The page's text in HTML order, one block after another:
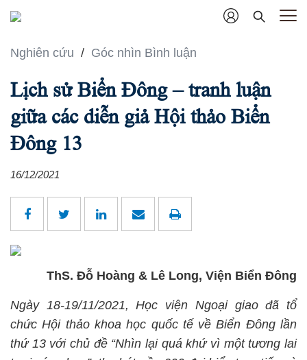
Nghiên cứu / Góc nhìn Bình luận
Lịch sử Biển Đông – tranh luận
giữa các diễn giả Hội thảo Biển
Đông 13
16/12/2021
ThS. Đỗ Hoàng & Lê Long, Viện Biển Đông
Ngày 18-19/11/2021, Học viện Ngoại giao đã tổ
chức Hội thảo khoa học quốc tế về Biển Đông lần
thứ 13 với chủ đề “Nhìn lại quá khứ vì một tương lai